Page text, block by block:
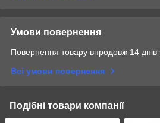
Умови повернення
Повернення товару впродовж 14 днів
Всі умови повернення
Подібні товари компанії